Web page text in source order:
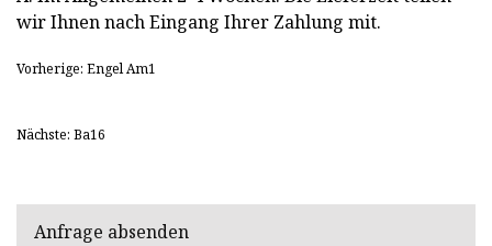
wir Ihnen nach Eingang Ihrer Zahlung mit.
Vorherige: Engel Am1
Nächste: Ba16
Anfrage absenden